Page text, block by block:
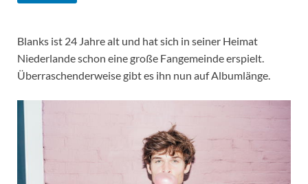
Blanks ist 24 Jahre alt und hat sich in seiner Heimat
Niederlande schon eine große Fangemeinde erspielt.
Überraschenderweise gibt es ihn nun auf Albumlänge.